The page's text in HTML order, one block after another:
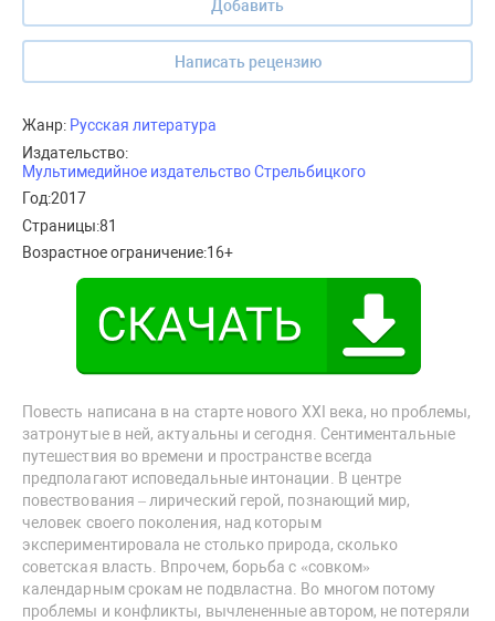
Добавить
Написать рецензию
Жанр: Русская литература
Издательство:
Мультимедийное издательство Стрельбицкого
Год:2017
Страницы:81
Возрастное ограничение:16+
Повесть написана в на старте нового ХХI века, но проблемы,
затронутые в ней, актуальны и сегодня. Сентиментальные
путешествия во времени и пространстве всегда
предполагают исповедальные интонации. В центре
повествования – лирический герой, познающий мир,
человек своего поколения, над которым
экспериментировала не столько природа, сколько
советская власть. Впрочем, борьба с «совком»
календарным срокам не подвластна. Во многом потому
проблемы и конфликты, вычлененные автором, не потеряли